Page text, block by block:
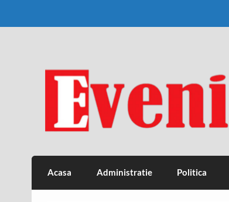
Eveniment Valcean
Acasa Administratie Politica